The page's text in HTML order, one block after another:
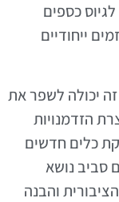
כספים
ייחודיים
יכולה לשפר את
הזדמנויות
כלים חדשים
סביב נושא
והבנה